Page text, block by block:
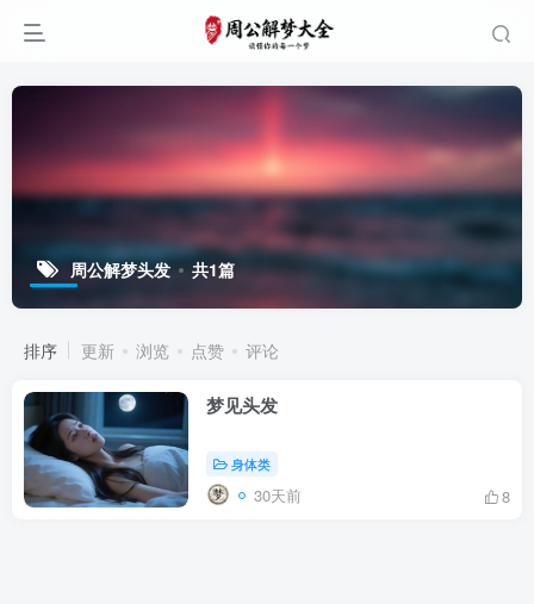
周公解梦头发 共1篇
排序 更新 浏览 点赞 评论
梦见头发
身体类
30天前 8